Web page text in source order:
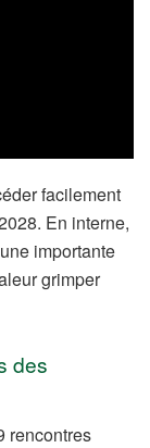
facilement
En interne,
importante
grimper
des
rencontres